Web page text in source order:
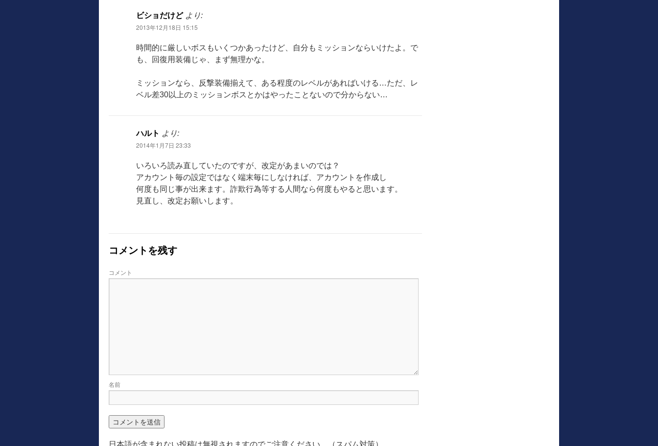
ビショだけど より:
2013年12月18日 15:15
時間的に厳しいボスもいくつかあったけど、自分もミッションならいけたよ。で
も、回復用装備じゃ、まず無理かな。
ミッションなら、反撃装備揃えて、ある程度のレベルがあればいける…ただ、レ
ベル差30以上のミッションボスとかはやったことないので分からない…
ハルト より:
2014年1月7日 23:33
いろいろ読み直していたのですが、改定があまいのでは？
アカウント毎の設定ではなく端末毎にしなければ、アカウントを作成し
何度も同じ事が出来ます。詐欺行為等する人間なら何度もやると思います。
見直し、改定お願いします。
コメントを残す
コメント
名前
日本語が含まれない投稿は無視されますのでご注意ください。（スパム対策）